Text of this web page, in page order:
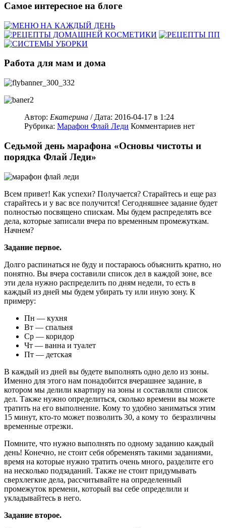
Самое интересное на блоге
Работа для мам и дома
Автор: Екатерина / Дата: 2016-04-17 в 1:24
Рубрика: Марафон Флай Леди Комментариев нет
Седьмой день марафона «Основы чистоты и
порядка Флай Леди»
Всем привет! Как успехи? Получается? Старайтесь и еще раз
старайтесь и у вас все получится! Сегодняшнее задание будет
полностью посвящено спискам. Мы будем распределять все
дела, которые записали вчера по временным промежуткам.
Начнем?
Задание первое.
Долго распинаться не буду и постараюсь объяснить кратно, но
понятно. Вы вчера составили список дел в каждой зоне, все
эти дела нужно распределить по дням недели, то есть в
каждый из дней мы будем убирать ту или иную зону. К
примеру:
Пн — кухня
Вт — спальня
Ср — коридор
Чт — ванна и туалет
Пт — детская
В каждый из дней вы будете выполнять одно дело из зоны.
Именно для этого нам понадобится вчерашнее задание, в
котором мы делили квартиру на зоны и составляли список
дел. Также нужно определиться, сколько времени вы можете
тратить на его выполнение. Кому то удобно заниматься этим
15 минут, кто-то может позволить 30, а кому то безразличны
временные отрезки.
Помните, что нужно выполнять по одному заданию каждый
день! Конечно, не стоит себя обременять такими заданиями,
время на которые нужно тратить очень много, разделите его
на несколько подзаданий. Также не стоит придумывать
сверхлегкие дела, рассчитывайте на определенный
промежуток времени, который вы себе определили и
укладывайтесь в него.
Задание второе.